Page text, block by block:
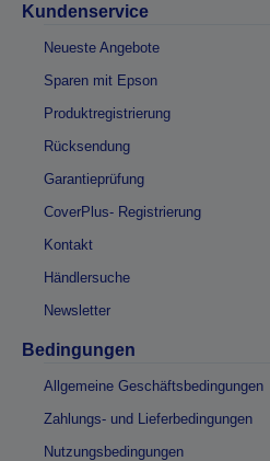
Kundenservice
Neueste Angebote
Sparen mit Epson
Produktregistrierung
Rücksendung
Garantieprüfung
CoverPlus- Registrierung
Kontakt
Händlersuche
Newsletter
Bedingungen
Allgemeine Geschäftsbedingungen
Zahlungs- und Lieferbedingungen
Nutzungsbedingungen